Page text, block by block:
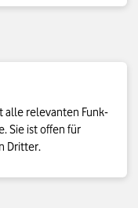
Vodafone ist
Schritt Modulare
alle relevanten Funk-
Sie ist offen für
Dritter.